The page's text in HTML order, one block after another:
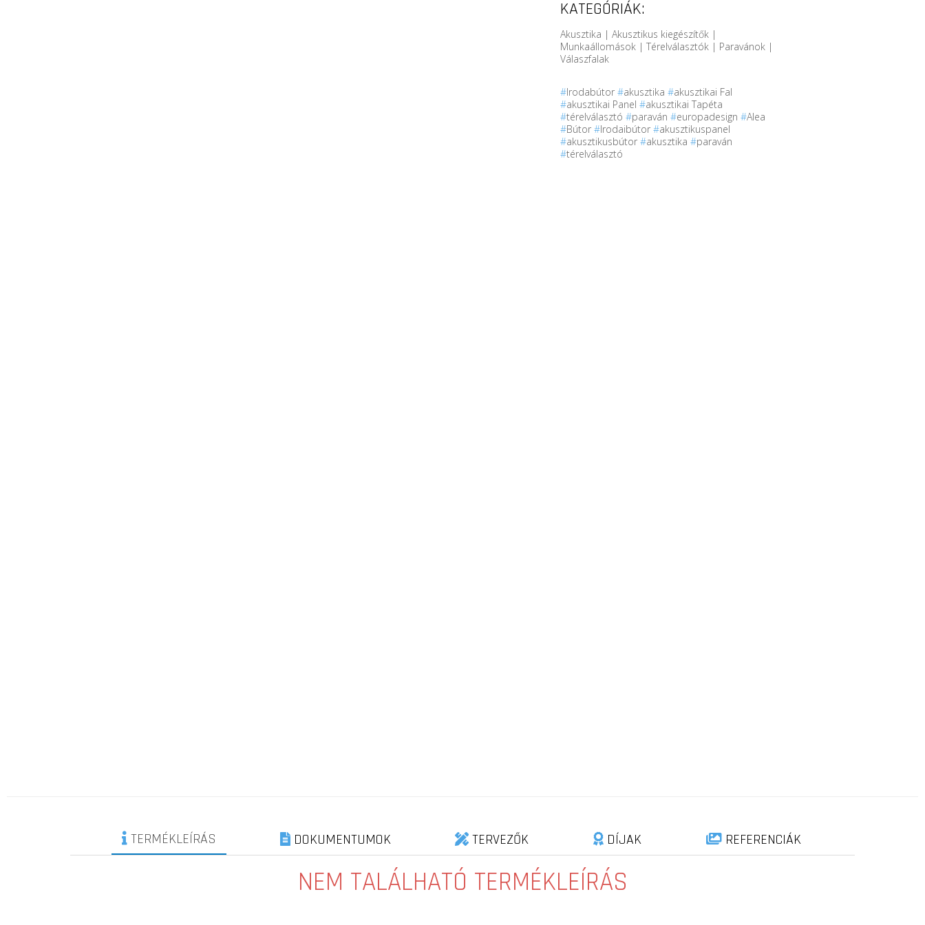
KATEGÓRIÁK:
Akusztika | Akusztikus kiegészítők |
Munkaállomások | Térelválasztók | Paravánok |
Válaszfalak
#Irodabútor #akusztika #akusztikai Fal
#akusztikai Panel #akusztikai Tapéta
#térelválasztó #paraván #europadesign #Alea
#Bútor #Irodaibútor #akusztikuspanel
#akusztikusbútor #akusztika #paraván
#térelválasztó
TERMÉKLEÍRÁS DOKUMENTUMOK TERVEZŐK DÍJAK REFERENCIÁK
NEM TALÁLHATÓ TERMÉKLEÍRÁS